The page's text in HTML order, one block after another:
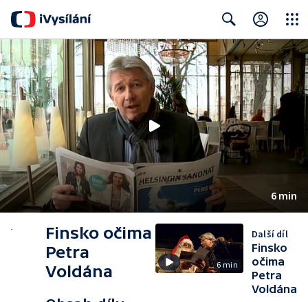
Search Close
6 min
Finsko očima
Petra
Voldána
6 min
Další díl
Finsko
očima
Petra
Voldána